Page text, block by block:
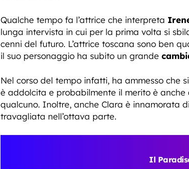
Qualche tempo fa l’attrice che interpreta
lunga intervista in cui per la prima volta si
cenni del futuro. L’attrice toscana sono ben
il suo personaggio ha subito un grande
Nel corso del tempo infatti, ha ammesso che
è addolcita e probabilmente il merito è
qualcuno. Inoltre, anche Clara è innamorata
travagliata nell’ottava parte.
Il